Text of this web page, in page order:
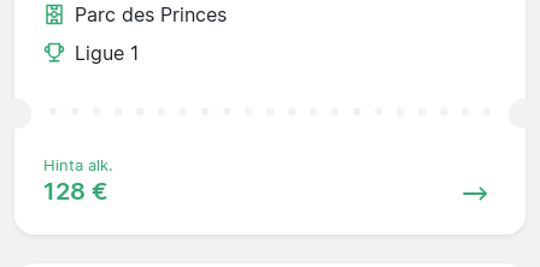
Parc des Princes
Ligue 1
Hinta alk.
128 €